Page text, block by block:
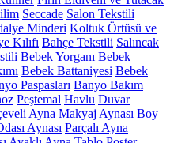
Seccade Salon Tekstili
Minderi Koltuk Örtüsü ve
Kılıfı Bahçe Tekstili Salıncak
Bebek Yorganı Bebek
Bebek Battaniyesi Bebek
Paspasları Banyo Bakım
Peştemal Havlu Duvar
Ayna Makyaj Aynası Boy
Aynası Parçalı Ayna